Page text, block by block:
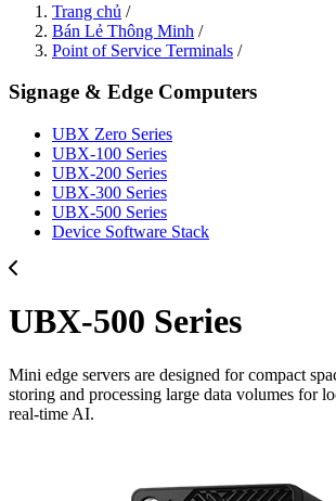
Trang chủ /
Bán Lẻ Thông Minh /
Point of Service Terminals /
Signage & Edge Computers
UBX Zero Series
UBX-100 Series
UBX-200 Series
UBX-300 Series
UBX-500 Series
Device Software Stack
UBX-500 Series
Mini edge servers are designed for compact
storing and processing large data volumes for
real-time AI.